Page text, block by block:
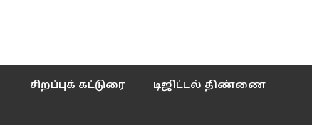
சிறப்புக் கட்டுரை டிஜிட்டல் திண்ணை